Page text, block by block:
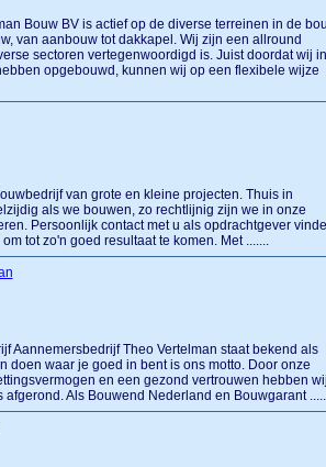
Bouw BV is actief op de diverse terreinen in de
van aanbouw tot dakkapel. Wij zijn een allround
sectoren vertegenwoordigd is. Juist doordat wij in
opgebouwd, kunnen wij op een flexibele wijze
van grote en kleine projecten. Thuis in
als we bouwen, zo rechtlijnig zijn we in onze
Persoonlijk contact met u als opdrachtgever
tot zo'n goed resultaat te komen. Met .......
Aannemersbedrijf Theo Vertelman staat bekend als
doen waar je goed in bent is ons motto. Door onze
en een gezond vertrouwen hebben
Als Bouwend Nederland en Bouwgarant